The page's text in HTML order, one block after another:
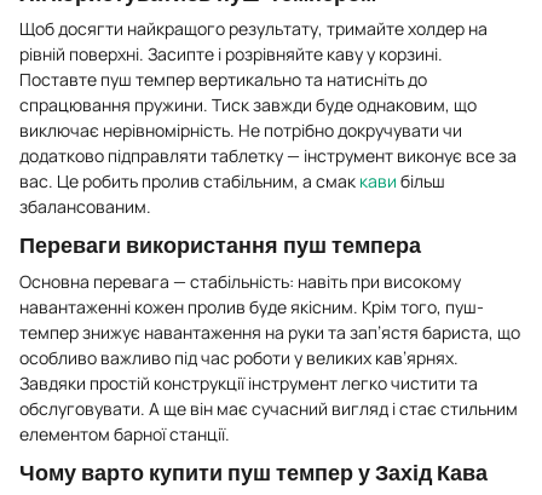
Щоб досягти найкращого результату, тримайте холдер на
рівній поверхні. Засипте і розрівняйте каву у корзині.
Поставте пуш темпер вертикально та натисніть до
спрацювання пружини. Тиск завжди буде однаковим, що
виключає нерівномірність. Не потрібно докручувати чи
додатково підправляти таблетку — інструмент виконує все за
вас. Це робить пролив стабільним, а смак кави більш
збалансованим.
Переваги використання пуш темпера
Основна перевага — стабільність: навіть при високому
навантаженні кожен пролив буде якісним. Крім того, пуш-
темпер знижує навантаження на руки та зап’ястя бариста, що
особливо важливо під час роботи у великих кав’ярнях.
Завдяки простій конструкції інструмент легко чистити та
обслуговувати. А ще він має сучасний вигляд і стає стильним
елементом барної станції.
Чому варто купити пуш темпер у Захід Кава